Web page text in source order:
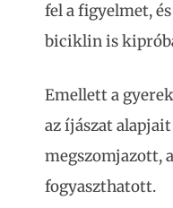
fel a figyelmet,
biciklin is
Emellett a
az íjászat
megszomjazott,
fogyaszthatott.